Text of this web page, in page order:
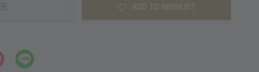
ADD TO WISHLIST